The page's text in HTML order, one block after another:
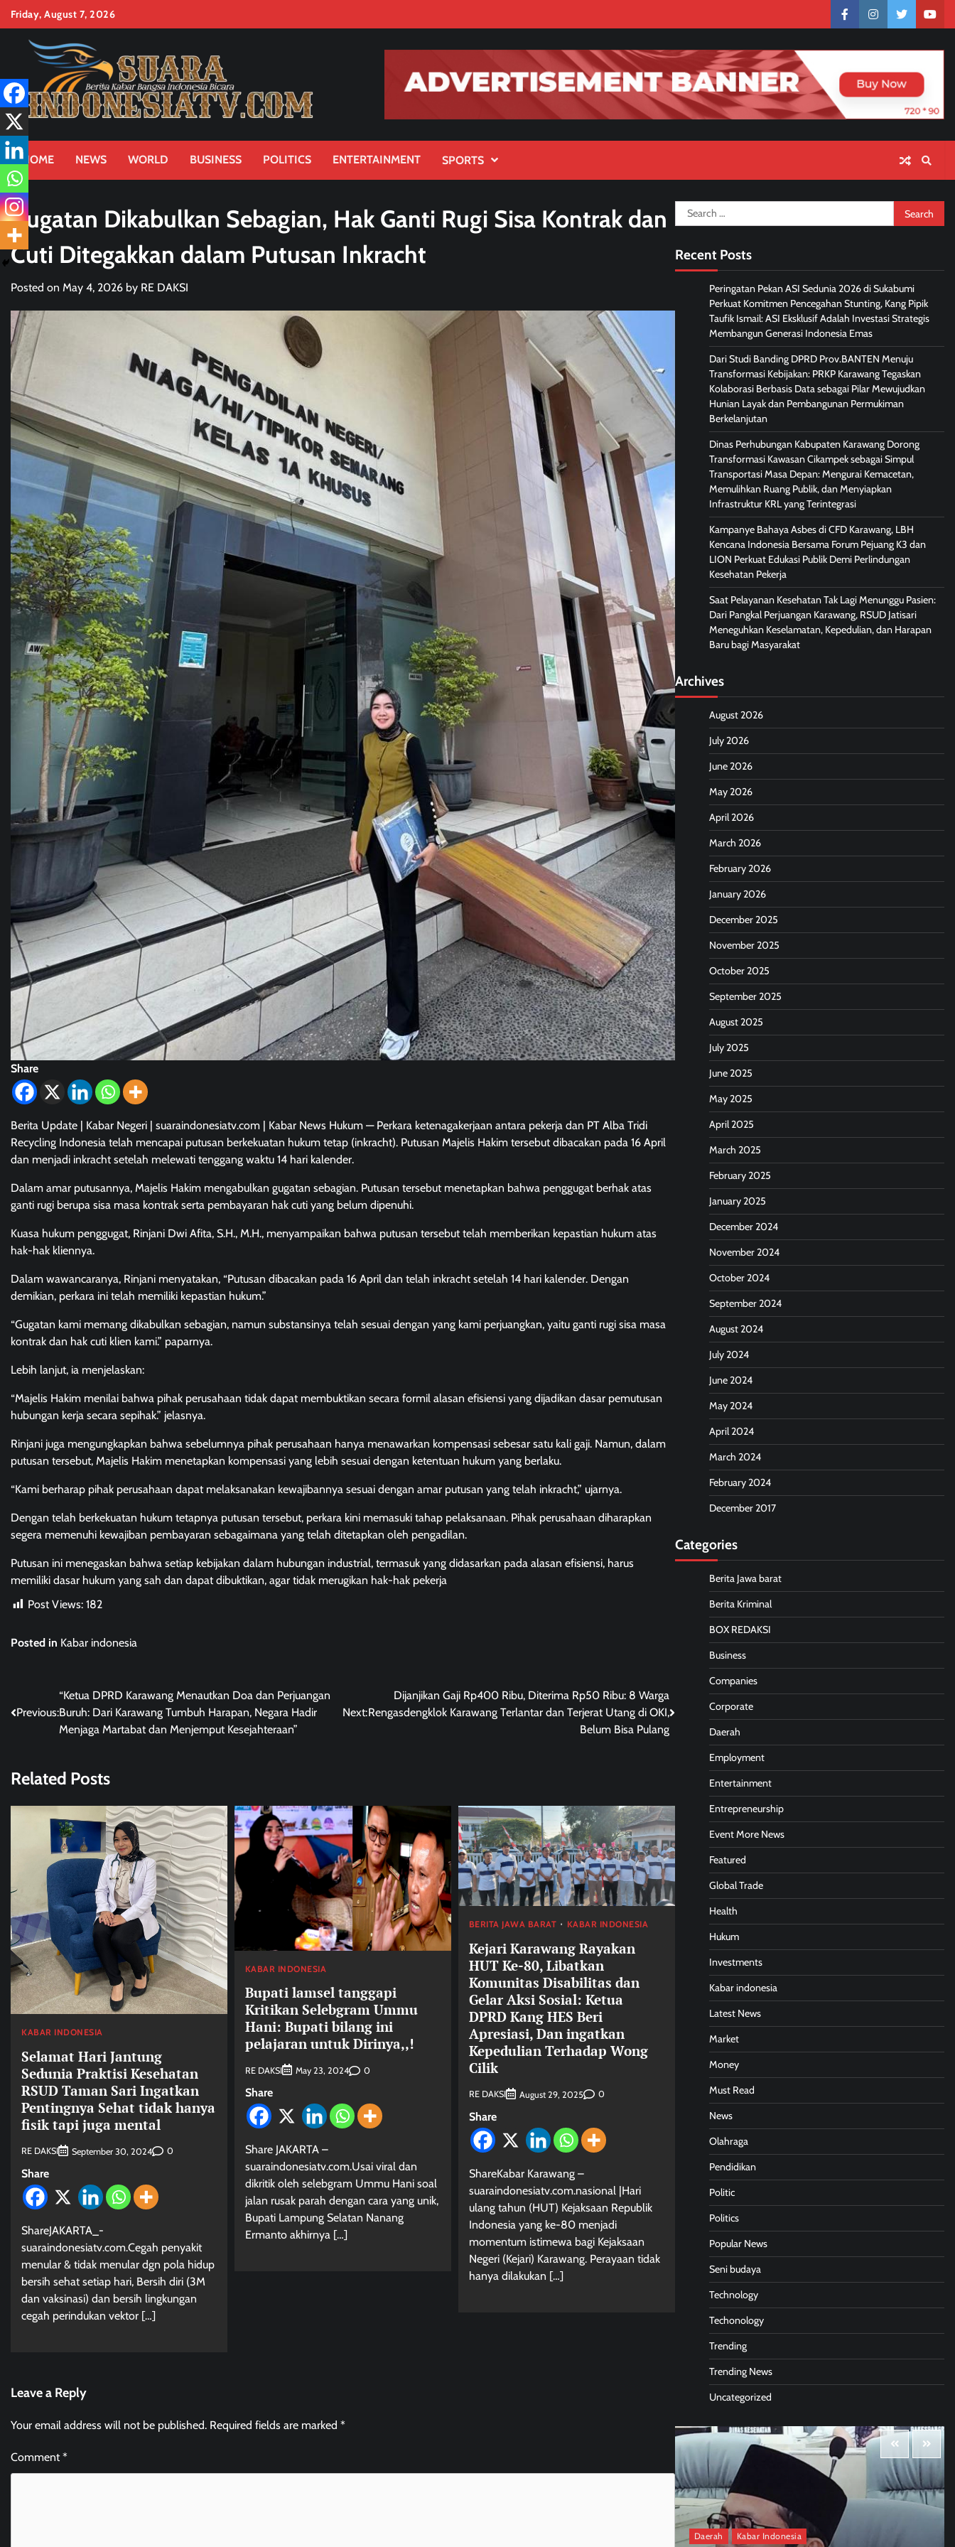
Skip
content
Friday, August 7, 2026
facebookinstagramtwitter
HOME NEWS WORLD BUSINESS POLITICS ENTERTAINMENT SPORTS
Gugatan Dikabulkan Sebagian, Hak Ganti Rugi Sisa Kontrak dan
Cuti Ditegakkan dalam Putusan Inkracht
Posted on May 4, 2026 by RE DAKSI
Share
Berita Update | Kabar Negeri | suaraindonesiatv.com | Kabar News Hukum — Perkara ketenagakerjaan antara pekerja dan PT Alba Tridi
Recycling Indonesia telah mencapai putusan berkekuatan hukum tetap (inkracht). Putusan Majelis Hakim tersebut dibacakan pada 16 April
dan menjadi inkracht setelah melewati tenggang waktu 14 hari kalender.
Dalam amar putusannya, Majelis Hakim mengabulkan gugatan sebagian. Putusan tersebut menetapkan bahwa penggugat berhak atas
ganti rugi berupa sisa masa kontrak serta pembayaran hak cuti yang belum dipenuhi.
Kuasa hukum penggugat, Rinjani Dwi Afita, S.H., M.H., menyampaikan bahwa putusan tersebut telah memberikan kepastian hukum atas
hak-hak kliennya.
Dalam wawancaranya, Rinjani menyatakan, “Putusan dibacakan pada 16 April dan telah inkracht setelah 14 hari kalender. Dengan
demikian, perkara ini telah memiliki kepastian hukum.”
“Gugatan kami memang dikabulkan sebagian, namun substansinya telah sesuai dengan yang kami perjuangkan, yaitu ganti rugi sisa masa
kontrak dan hak cuti klien kami.” paparnya.
Lebih lanjut, ia menjelaskan:
“Majelis Hakim menilai bahwa pihak perusahaan tidak dapat membuktikan secara formil alasan efisiensi yang dijadikan dasar pemutusan
hubungan kerja secara sepihak.” jelasnya.
Rinjani juga mengungkapkan bahwa sebelumnya pihak perusahaan hanya menawarkan kompensasi sebesar satu kali gaji. Namun, dalam
putusan tersebut, Majelis Hakim menetapkan kompensasi yang lebih sesuai dengan ketentuan hukum yang berlaku.
“Kami berharap pihak perusahaan dapat melaksanakan kewajibannya sesuai dengan amar putusan yang telah inkracht,” ujarnya.
Dengan telah berkekuatan hukum tetapnya putusan tersebut, perkara kini memasuki tahap pelaksanaan. Pihak perusahaan diharapkan
segera memenuhi kewajiban pembayaran sebagaimana yang telah ditetapkan oleh pengadilan.
Putusan ini menegaskan bahwa setiap kebijakan dalam hubungan industrial, termasuk yang didasarkan pada alasan efisiensi, harus
memiliki dasar hukum yang sah dan dapat dibuktikan, agar tidak merugikan hak-hak pekerja
Post Views: 182
Posted in Kabar indonesia
navigation
Previous:
“Ketua DPRD Karawang Menautkan Doa dan Perjuangan
Buruh: Dari Karawang Tumbuh Harapan, Negara Hadir
Menjaga Martabat dan Menjemput Kesejahteraan”
Next:
Dijanjikan Gaji Rp400 Ribu, Diterima Rp50 Ribu: 8 Warga
Rengasdengklok Karawang Terlantar dan Terjerat Utang di OKI,
Belum Bisa Pulang
Related Posts
KABAR INDONESIA
Selamat Hari Jantung
Sedunia Praktisi Kesehatan
RSUD Taman Sari Ingatkan
Pentingnya Sehat tidak hanya
fisik tapi juga mental
RE DAKSI September 30, 2024 0
Share
ShareJAKARTA_-
suaraindonesiatv.com.Cegah penyakit
menular & tidak menular dgn pola hidup
bersih sehat setiap hari, Bersih diri (3M
dan vaksinasi) dan bersih lingkungan
cegah perindukan vektor […]
KABAR INDONESIA
Bupati lamsel tanggapi
Kritikan Selebgram Ummu
Hani: Bupati bilang ini
pelajaran untuk Dirinya,,!
RE DAKSI May 23, 2024 0
Share
Share JAKARTA –
suaraindonesiatv.com.Usai viral dan
dikritik oleh selebgram Ummu Hani soal
jalan rusak parah dengan cara yang unik,
Bupati Lampung Selatan Nanang
Ermanto akhirnya […]
BERITA JAWA BARAT KABAR INDONESIA
Kejari Karawang Rayakan
HUT Ke-80, Libatkan
Komunitas Disabilitas dan
Gelar Aksi Sosial: Ketua
DPRD Kang HES Beri
Apresiasi, Dan ingatkan
Kepedulian Terhadap Wong
Cilik
RE DAKSI August 29, 2025 0
Share
ShareKabar Karawang –
suaraindonesiatv.com.nasional |Hari
ulang tahun (HUT) Kejaksaan Republik
Indonesia yang ke-80 menjadi
momentum istimewa bagi Kejaksaan
Negeri (Kejari) Karawang. Perayaan tidak
hanya dilakukan […]
Leave a Reply
Your email address will not be published. Required fields are marked *
Comment*
Search
for:
Recent Posts
Peringatan Pekan ASI Sedunia 2026 di Sukabumi
Perkuat Komitmen Pencegahan Stunting, Kang Pipik
Taufik Ismail: ASI Eksklusif Adalah Investasi Strategis
Membangun Generasi Indonesia Emas
Dari Studi Banding DPRD Prov.BANTEN Menuju
Transformasi Kebijakan: PRKP Karawang Tegaskan
Kolaborasi Berbasis Data sebagai Pilar Mewujudkan
Hunian Layak dan Pembangunan Permukiman
Berkelanjutan
Dinas Perhubungan Kabupaten Karawang Dorong
Transformasi Kawasan Cikampek sebagai Simpul
Transportasi Masa Depan: Mengurai Kemacetan,
Memulihkan Ruang Publik, dan Menyiapkan
Infrastruktur KRL yang Terintegrasi
Kampanye Bahaya Asbes di CFD Karawang, LBH
Kencana Indonesia Bersama Forum Pejuang K3 dan
LION Perkuat Edukasi Publik Demi Perlindungan
Kesehatan Pekerja
Saat Pelayanan Kesehatan Tak Lagi Menunggu Pasien:
Dari Pangkal Perjuangan Karawang, RSUD Jatisari
Meneguhkan Keselamatan, Kepedulian, dan Harapan
Baru bagi Masyarakat
Archives
August 2026
July 2026
June 2026
May 2026
April 2026
March 2026
February 2026
January 2026
December 2025
November 2025
October 2025
September 2025
August 2025
July 2025
June 2025
May 2025
April 2025
March 2025
February 2025
January 2025
December 2024
November 2024
October 2024
September 2024
August 2024
July 2024
June 2024
May 2024
April 2024
March 2024
February 2024
December 2017
Categories
Berita Jawa barat
Berita Kriminal
BOX REDAKSI
Business
Companies
Corporate
Daerah
Employment
Entertainment
Entrepreneurship
Event More News
Featured
Global Trade
Health
Hukum
Investments
Kabar indonesia
Latest News
Market
Money
Must Read
News
Olahraga
Pendidikan
Politic
Politics
Popular News
Seni budaya
Technology
Techonology
Trending
Trending News
Uncategorized
Daerah Kabar Indonesia